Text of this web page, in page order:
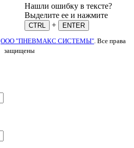
Нашли ошибку в тексте?
Выделите ее и нажмите
CTRL +
ENTER
ООО "ПНЕВМАКС СИСТЕМЫ". Все права
защищены